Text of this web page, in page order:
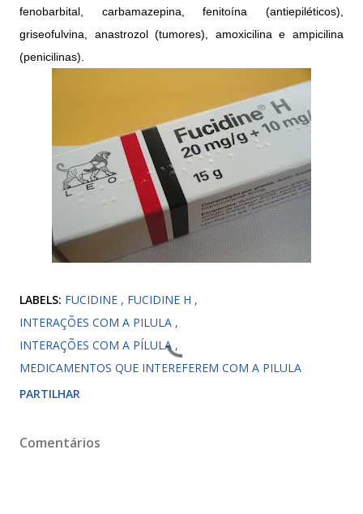
fenobarbital, carbamazepina, fenitoína (antiepiléticos),
griseofulvina, anastrozol (tumores), amoxicilina e ampicilina
(penicilinas).
LABELS: FUCIDINE
FUCIDINE H
INTERAÇÕES COM A PILULA
INTERAÇÕES COM A PÍLULA
MEDICAMENTOS QUE INTEREFEREM COM A PILULA
PARTILHAR
Comentários